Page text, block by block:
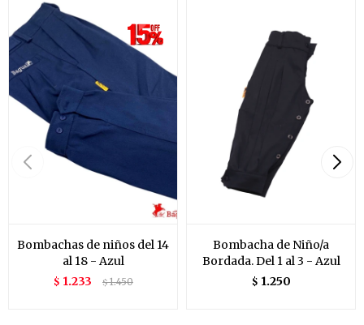
Bombachas de niños del 14
al 18 - Azul
$ 1.233 $1.450
Bombacha de Niño/a
Bordada. Del 1 al 3 - Azul
$ 1.250